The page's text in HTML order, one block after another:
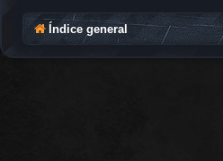
Índice general